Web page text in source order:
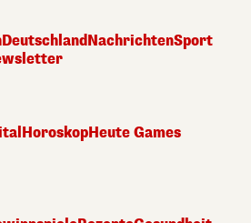
DeutschlandNachrichtenSport
HoroskopHeute Games